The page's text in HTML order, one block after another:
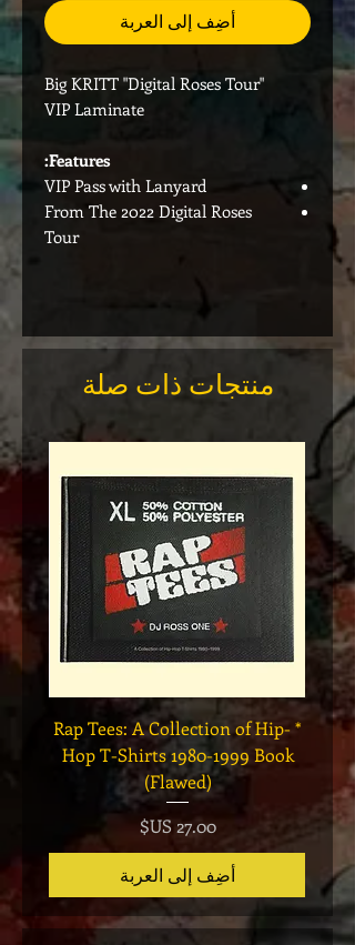
أضِف إلى العربة
Big KRITT "Digital Roses Tour"
VIP Laminate
Features:
VIP Pass with Lanyard
From The 2022 Digital Roses
Tour
منتجات ذات صلة
* Rap Tees: A Collection of Hip-
Hop T-Shirts 1980-1999 Book
(Flawed)
السعر‏27.00 US$
أضِف إلى العربة